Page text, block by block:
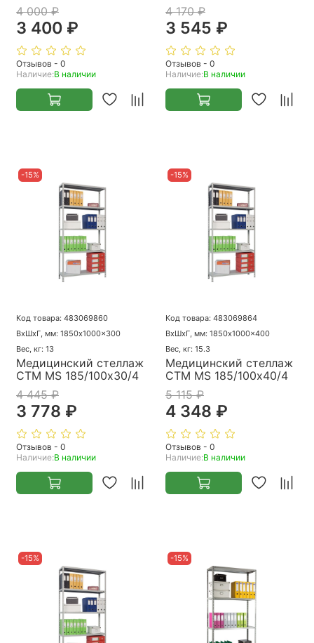
4 000 ₽
3 400 ₽
Отзывов - 0
Наличие:В наличии
4 170 ₽
3 545 ₽
Отзывов - 0
Наличие:В наличии
-15%
Код товара: 483069860
ВхШхГ, мм: 1850x1000x300
Вес, кг: 13
Медицинский стеллаж
СТМ MS 185/100х30/4
4 445 ₽
3 778 ₽
Отзывов - 0
Наличие:В наличии
-15%
Код товара: 483069864
ВхШхГ, мм: 1850x1000x400
Вес, кг: 15.3
Медицинский стеллаж
СТМ MS 185/100х40/4
5 115 ₽
4 348 ₽
Отзывов - 0
Наличие:В наличии
-15% -15%